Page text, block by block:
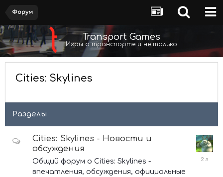
Форум
Transport Games
Игры о транспорте и не только
Cities: Skylines
Разделы
Cities: Skylines - Новости и
обсуждения
Общий форум о Cities: Skylines -
впечатления, обсуждения, официальные